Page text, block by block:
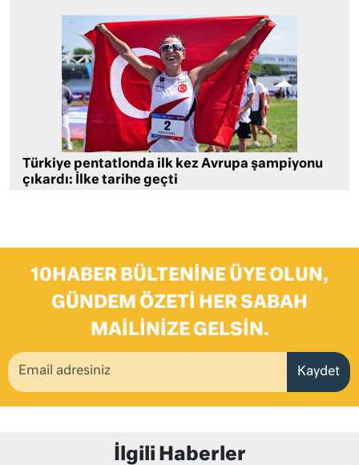
Türkiye pentatlonda ilk kez Avrupa şampiyonu
çıkardı: İlke tarihe geçti
10HABER BÜLTENINE ÜYE OLUN,
GÜNDEM ÖZETI HER SABAH
MAILINIZE GELSIN.
Kaydet
İlgili Haberler